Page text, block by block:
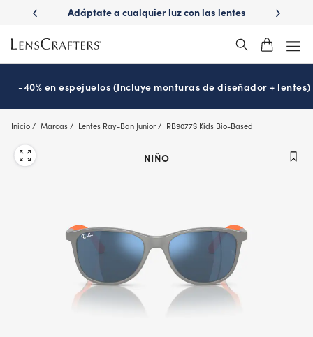
main
content
con
Adáptate a cualquier luz con las lentes
¿Es
-40% en espejuelos (Incluye monturas de diseñador + lentes)
Inicio Marcas Lentes Ray-Ban Junior RB9077S Kids Bio-Based
NIÑO